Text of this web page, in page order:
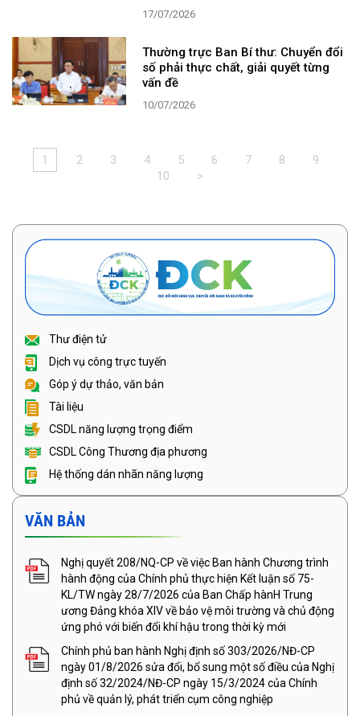
17/07/2026
Thường trực Ban Bí thư: Chuyển đổi
số phải thực chất, giải quyết từng
vấn đề
10/07/2026
1 2 3 4 5 6 7 8
9
10
>
Thư điện tử
Dịch vụ công trực tuyến
Góp ý dự thảo, văn bản
Tài liệu
CSDL năng lượng trọng điểm
CSDL Công Thương địa phương
Hệ thống dán nhãn năng lượng
VĂN BẢN
Nghị quyết 208/NQ-CP về việc Ban hành Chương trình
hành động của Chính phủ thực hiện Kết luận số 75-
KL/TW ngày 28/7/2026 của Ban Chấp hànH Trung
ương Đảng khóa XIV về bảo vệ môi trường và chủ động
ứng phó với biến đổi khí hậu trong thời kỳ mới
Chính phủ ban hành Nghị định số 303/2026/NĐ-CP
ngày 01/8/2026 sửa đổi, bổ sung một số điều của Nghị
định số 32/2024/NĐ-CP ngày 15/3/2024 của Chính
phủ về quản lý, phát triển cụm công nghiệp